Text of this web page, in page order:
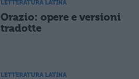
LETTERATURA LATINA
Orazio: opere e versioni
tradotte
LETTERATURA LATINA